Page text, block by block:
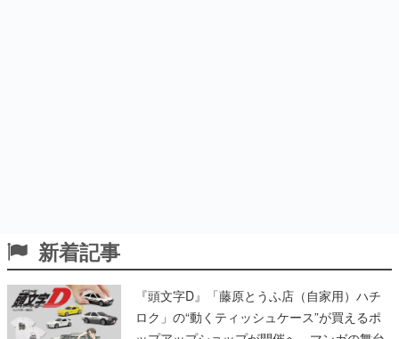
新着記事
『頭文字D』「藤原とうふ店（自家用）ハチ
ロク」の“動くティッシュケース”が買えるポ